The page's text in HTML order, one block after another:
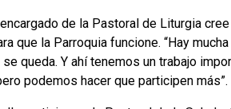
de la Pastoral de Liturgia
que la Parroquia funcione. “Hay
queda. Y ahí tenemos un trabajo
podemos hacer que participen más”.